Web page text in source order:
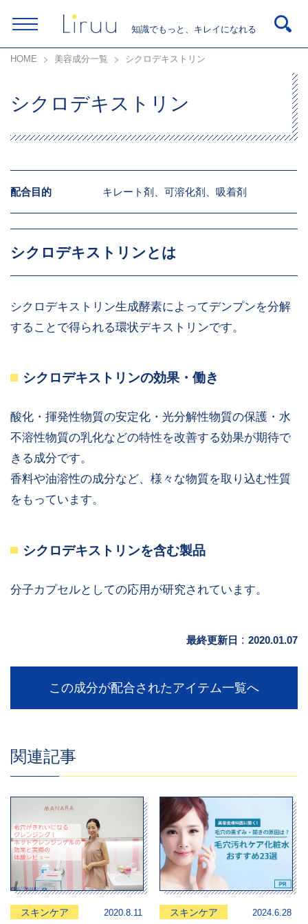
知識でもっと、キレイになれる
HOME 美容成分一覧 シクロデキストリン
シクロデキストリン
配合目的 キレート剤、可溶化剤、吸着剤
シクロデキストリンとは
シクロデキストリン生成酵素によってデンプンを分解
することで得られる環状デキストリンです。
シクロデキストリンの効果・働き
酸化・揮発性物質の安定化・光分解性物質の保護・水
不溶性物質の乳化などの特性を改善する効果が期待で
きる成分です。
香料や油溶性の成分など、様々な物質を取り込む性質
をもっています。
シクロデキストリンを含む製品
分子カプセルとしての応用が研究されています。
最終更新日 : 2020.01.07
この成分が配合されたアイテム一覧へ
関連記事
スキンケア 2020.8.11 スキンケア 2024.6.28